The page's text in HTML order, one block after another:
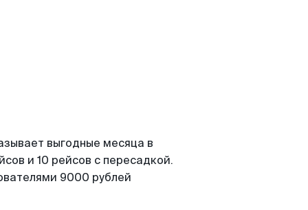
выгодные месяца в
и 10 рейсов с пересадкой.
9000 рублей